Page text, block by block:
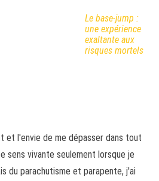
Le base-jump :
une expérience
exaltante aux
risques mortels
et l'envie de me dépasser dans tout
sens vivante seulement lorsque je
du parachutisme et parapente, j'ai